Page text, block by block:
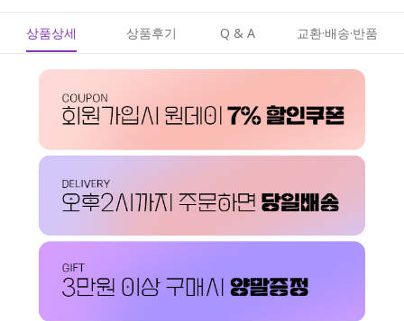
페이코 ID로 페이코
상품상세 상품후기 Q & A 교환·배송·반품